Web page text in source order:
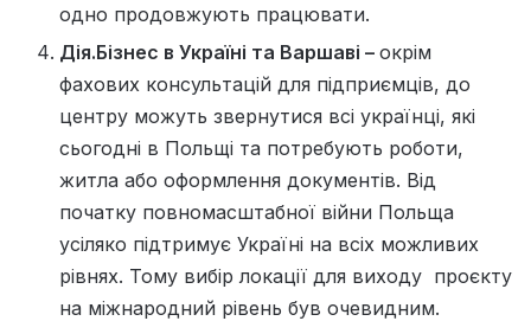
одно продовжують працювати.
Дія.Бізнес в Україні та Варшаві – окрім
фахових консультацій для підприємців, до
центру можуть звернутися всі українці, які
сьогодні в Польщі та потребують роботи,
житла або оформлення документів. Від
початку повномасштабної війни Польща
усіляко підтримує Україні на всіх можливих
рівнях. Тому вибір локації для виходу проєкту
на міжнародний рівень був очевидним.